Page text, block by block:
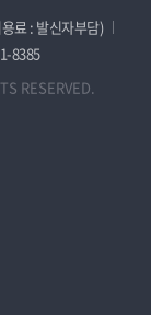
료 : 발신자부담)
8385
RESERVED.